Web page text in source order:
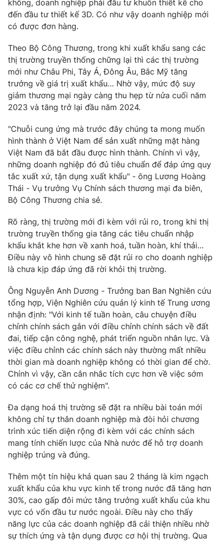
không, doanh nghiệp phải đầu tư khuôn thiết kế cho
đến đầu tư thiết kế 3D. Có như vậy doanh nghiệp mới
có được đơn hàng.
Theo Bộ Công Thương, trong khi xuất khẩu sang các
thị trường truyền thống chững lại thì các thị trường
mới như Châu Phi, Tây Á, Đông Âu, Bắc Mỹ tăng
trưởng về giá trị xuất khẩu… Nhờ vậy, mức độ suy
giảm thương mại ngày càng thu hẹp từ nửa cuối năm
2023 và tăng trở lại đầu năm 2024.
"Chuỗi cung ứng mà trước đây chúng ta mong muốn
hình thành ở Việt Nam để sản xuất những mặt hàng
Việt Nam đã bắt đầu được hình thành. Chính vì vậy,
những doanh nghiệp đó đủ tiêu chuẩn để đáp ứng quy
tắc xuất xứ, tận dụng xuất khẩu" - ông Lương Hoàng
Thái - Vụ trưởng Vụ Chính sách thương mại đa biên,
Bộ Công Thương chia sẻ.
Rõ ràng, thị trường mới đi kèm với rủi ro, trong khi thị
trường truyền thống gia tăng các tiêu chuẩn nhập
khẩu khắt khe hơn về xanh hoá, tuần hoàn, khí thải…
Điều này vô hình chung sẽ đặt rủi ro cho doanh nghiệp
là chưa kịp đáp ứng đã rời khỏi thị trường.
Ông Nguyễn Anh Dương - Trưởng ban Ban Nghiên cứu
tổng hợp, Viện Nghiên cứu quản lý kinh tế Trung ương
nhận định: "Với kinh tế tuần hoàn, câu chuyện điều
chỉnh chính sách gắn với điều chỉnh chính sách về đất
đai, tiếp cận công nghệ, phát triển nguồn nhân lực. Và
việc điều chỉnh các chính sách này thường mất nhiều
thời gian mà doanh nghiệp không có thời gian để chờ.
Chính vì vậy, cần cân nhắc tích cực hơn về việc sớm
có các cơ chế thử nghiệm".
Đa dạng hoá thị trường sẽ đặt ra nhiều bài toán mới
không chỉ tự thân doanh nghiệp mà đòi hỏi chương
trình xúc tiến diện rộng đi kèm với các chính sách
mang tính chiến lược của Nhà nước để hỗ trợ doanh
nghiệp trúng và đúng.
Thêm một tín hiệu khả quan sau 2 tháng là kim ngạch
xuất khẩu của khu vực kinh tế trong nước đã tăng hơn
30%, cao gấp đôi mức tăng trưởng xuất khẩu của khu
vực có vốn đầu tư nước ngoài. Điều này cho thấy
năng lực của các doanh nghiệp đã cải thiện nhiều nhờ
sự thích ứng và tận dụng được cơ hội thị trường. Qua